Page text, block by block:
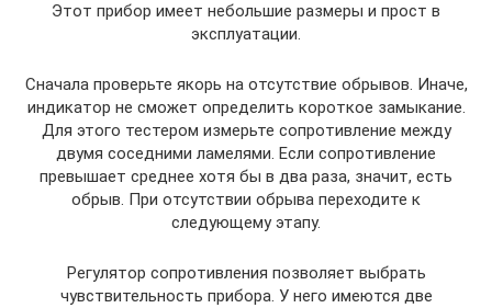
Этот прибор имеет небольшие размеры и прост в
эксплуатации.
Сначала проверьте якорь на отсутствие обрывов. Иначе,
индикатор не сможет определить короткое замыкание.
Для этого тестером измерьте сопротивление между
двумя соседними ламелями. Если сопротивление
превышает среднее хотя бы в два раза, значит, есть
обрыв. При отсутствии обрыва переходите к
следующему этапу.
Регулятор сопротивления позволяет выбрать
чувствительность прибора. У него имеются две